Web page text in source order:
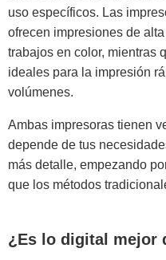
uso específicos. Las
ofrecen impresiones de
trabajos en color, mientras
ideales para la impresión
volúmenes.
Ambas impresoras tienen
depende de tus
más detalle, empezando
que los métodos
¿Es lo digital mejor